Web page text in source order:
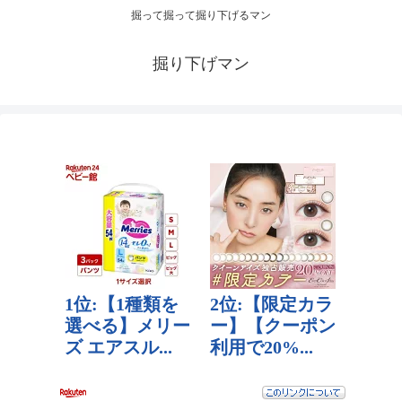
掘って掘って掘り下げるマン
掘り下げマン